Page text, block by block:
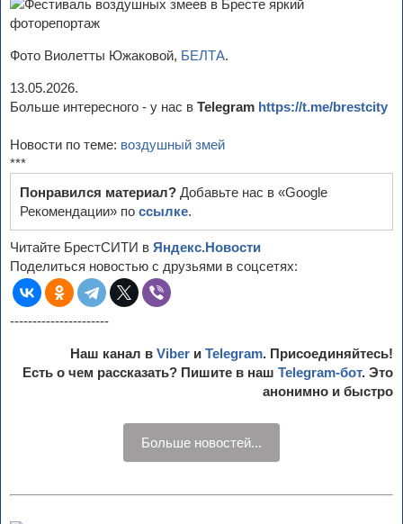
Фото Виолетты Южаковой, БЕЛТА.
13.05.2026.
Больше интересного - у нас в Telegram https://t.me/brestcity
Новости по теме: воздушный змей
***
Понравился материал? Добавьте нас в «Google
Рекомендации» по ссылке.
Читайте БрестСИТИ в Яндекс.Новости
Поделиться новостью с друзьями в соцсетях:
----------------------
Наш канал в Viber и Telegram. Присоединяйтесь!
Есть о чем рассказать? Пишите в наш Telegram-бот. Это
анонимно и быстро
Больше новостей...